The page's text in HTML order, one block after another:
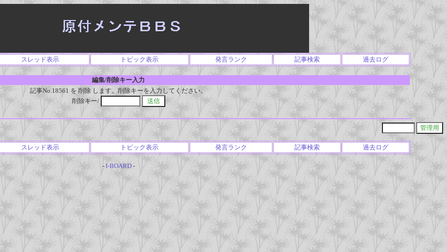
スレッド表示 トピック表示 発言ランク 記事検索 過去ログ
編集/削除キー入力
記事No.18561 を 削除 します。削除キーを入力してください。
削除キー/
スレッド表示 トピック表示 発言ランク 記事検索 過去ログ
- I-BOARD-